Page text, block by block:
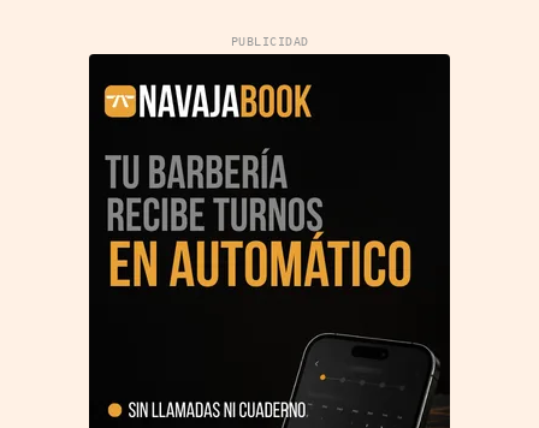
PUBLICIDAD